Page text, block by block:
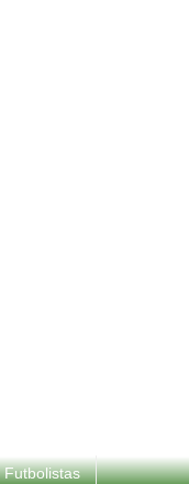
Futbolistas